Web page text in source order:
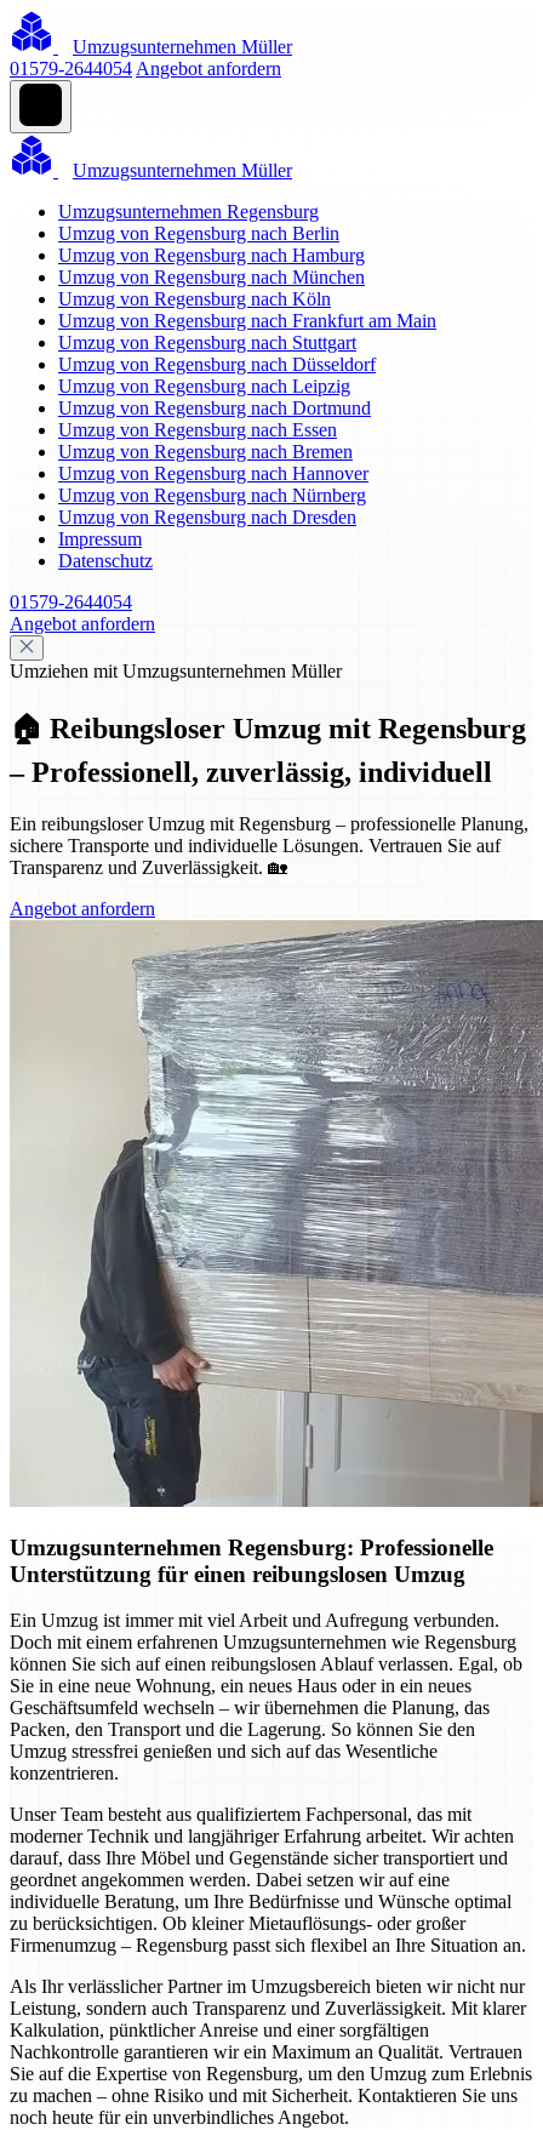
Umzugsunternehmen Müller
01579-2644054 Angebot anfordern
Umzugsunternehmen Müller
Umzugsunternehmen Regensburg
Umzug von Regensburg nach Berlin
Umzug von Regensburg nach Hamburg
Umzug von Regensburg nach München
Umzug von Regensburg nach Köln
Umzug von Regensburg nach Frankfurt am Main
Umzug von Regensburg nach Stuttgart
Umzug von Regensburg nach Düsseldorf
Umzug von Regensburg nach Leipzig
Umzug von Regensburg nach Dortmund
Umzug von Regensburg nach Essen
Umzug von Regensburg nach Bremen
Umzug von Regensburg nach Hannover
Umzug von Regensburg nach Nürnberg
Umzug von Regensburg nach Dresden
Impressum
Datenschutz
01579-2644054
Angebot anfordern
Umziehen mit Umzugsunternehmen Müller
🏠 Reibungsloser Umzug mit Regensburg
– Professionell, zuverlässig, individuell
Ein reibungsloser Umzug mit Regensburg – professionelle Planung,
sichere Transporte und individuelle Lösungen. Vertrauen Sie auf
Transparenz und Zuverlässigkeit. 🏡
Angebot anfordern
Umzugsunternehmen Regensburg: Professionelle
Unterstützung für einen reibungslosen Umzug
Ein Umzug ist immer mit viel Arbeit und Aufregung verbunden.
Doch mit einem erfahrenen Umzugsunternehmen wie Regensburg
können Sie sich auf einen reibungslosen Ablauf verlassen. Egal, ob
Sie in eine neue Wohnung, ein neues Haus oder in ein neues
Geschäftsumfeld wechseln – wir übernehmen die Planung, das
Packen, den Transport und die Lagerung. So können Sie den
Umzug stressfrei genießen und sich auf das Wesentliche
konzentrieren.
Unser Team besteht aus qualifiziertem Fachpersonal, das mit
moderner Technik und langjähriger Erfahrung arbeitet. Wir achten
darauf, dass Ihre Möbel und Gegenstände sicher transportiert und
geordnet angekommen werden. Dabei setzen wir auf eine
individuelle Beratung, um Ihre Bedürfnisse und Wünsche optimal
zu berücksichtigen. Ob kleiner Mietauflösungs- oder großer
Firmenumzug – Regensburg passt sich flexibel an Ihre Situation an.
Als Ihr verlässlicher Partner im Umzugsbereich bieten wir nicht nur
Leistung, sondern auch Transparenz und Zuverlässigkeit. Mit klarer
Kalkulation, pünktlicher Anreise und einer sorgfältigen
Nachkontrolle garantieren wir ein Maximum an Qualität. Vertrauen
Sie auf die Expertise von Regensburg, um den Umzug zum Erlebnis
zu machen – ohne Risiko und mit Sicherheit. Kontaktieren Sie uns
noch heute für ein unverbindliches Angebot.